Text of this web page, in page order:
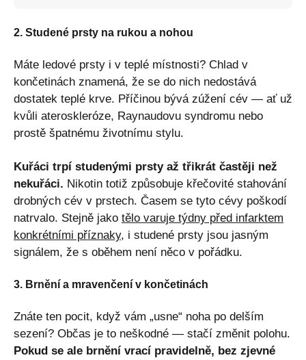
2. Studené prsty na rukou a nohou
Máte ledové prsty i v teplé místnosti? Chlad v
končetinách znamená, že se do nich nedostává
dostatek teplé krve. Příčinou bývá zúžení cév — ať už
kvůli ateroskleróze, Raynaudovu syndromu nebo
prostě špatnému životnímu stylu.
Kuřáci trpí studenými prsty až třikrát častěji než
nekuřáci. Nikotin totiž způsobuje křečovité stahování
drobných cév v prstech. Časem se tyto cévy poškodí
natrvalo. Stejně jako tělo varuje týdny před infarktem
konkrétními příznaky, i studené prsty jsou jasným
signálem, že s oběhem není něco v pořádku.
3. Brnění a mravenčení v končetinách
Znáte ten pocit, když vám „usne“ noha po delším
sezení? Občas je to neškodné — stačí změnit polohu.
Pokud se ale brnění vrací pravidelně, bez zjevné